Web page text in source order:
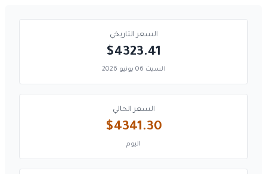
السعر التاريخي
$4323.41
السبت 06 يونيو 2026
السعر الحالي
$4341.30
اليوم